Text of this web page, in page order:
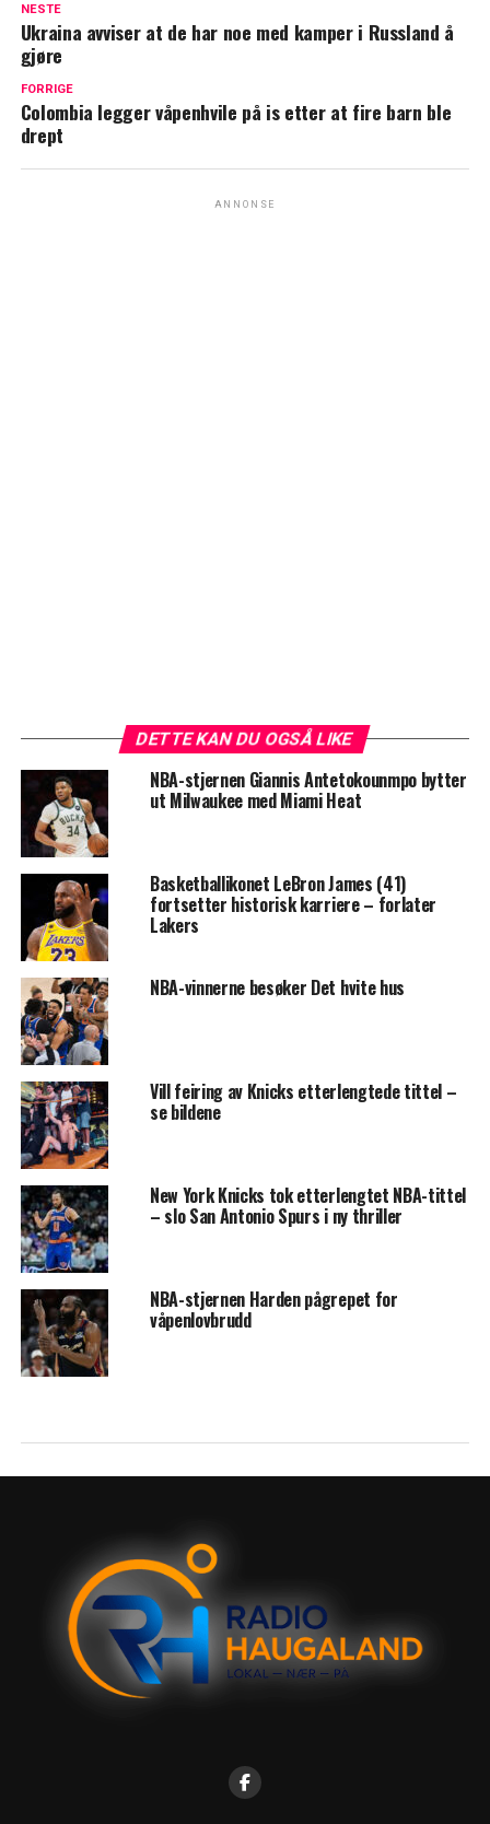
NESTE
Ukraina avviser at de har noe med kamper i Russland å
gjøre
FORRIGE
Colombia legger våpenhvile på is etter at fire barn ble
drept
ANNONSE
DETTE KAN DU OGSÅ LIKE
NBA-stjernen Giannis Antetokounmpo bytter
ut Milwaukee med Miami Heat
Basketballikonet LeBron James (41)
fortsetter historisk karriere – forlater
Lakers
NBA-vinnerne besøker Det hvite hus
Vill feiring av Knicks etterlengtede tittel –
se bildene
New York Knicks tok etterlengtet NBA-tittel
– slo San Antonio Spurs i ny thriller
NBA-stjernen Harden pågrepet for
våpenlovbrudd